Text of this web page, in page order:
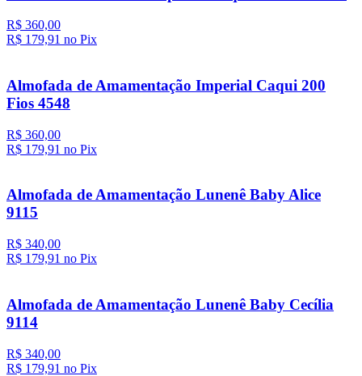
R$ 360,00
R$ 179,91 no Pix
Almofada de Amamentação Imperial Caqui 200
Fios 4548
R$ 360,00
R$ 179,91 no Pix
Almofada de Amamentação Lunenê Baby Alice
9115
R$ 340,00
R$ 179,91 no Pix
Almofada de Amamentação Lunenê Baby Cecília
9114
R$ 340,00
R$ 179,91 no Pix